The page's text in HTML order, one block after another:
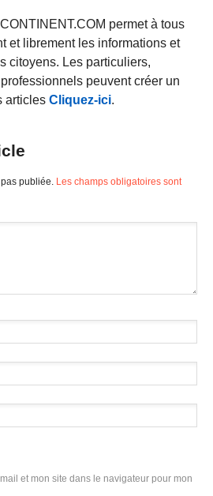
permet à tous
et librement les informations et
citoyens. Les particuliers,
peuvent créer un
articles Cliquez-ici.
publiée. Les champs obligatoires sont
et mon site dans le navigateur pour mon